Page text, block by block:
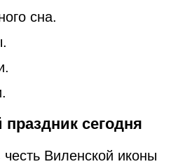
сна.
сегодня
Виленской иконы